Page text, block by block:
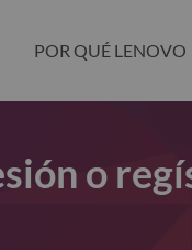
POR QUÉ LENOVO
o